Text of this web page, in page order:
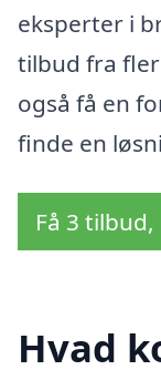
eksperter i
tilbud fra
også få en
finde en
Få 3
Hvad